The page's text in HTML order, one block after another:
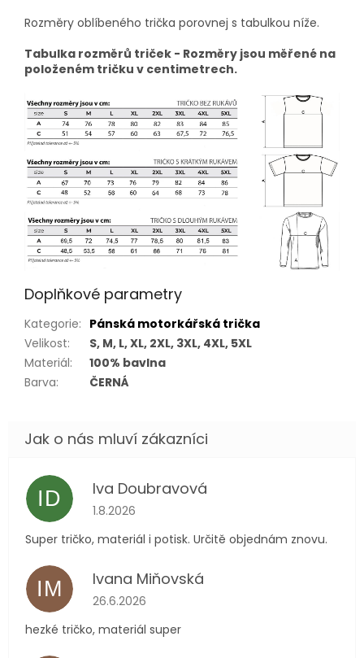
Rozměry oblíbeného trička porovnej s tabulkou níže.
Tabulka rozměrů triček - Rozměry jsou měřené na
položeném tričku v centimetrech.
Doplňkové parametry
Kategorie: Pánská motorkářská trička
Velikost:
S, M, L, XL, 2XL, 3XL, 4XL, 5XL
Materiál:
100% bavlna
Barva: ČERNÁ
ID Iva Doubravová
Hodnocení obchodu je 5 z 5 hvězdiček.
1.8.2026
Super tričko, materiál i potisk. Určitě objednám znovu.
IM Ivana Miňovská
Hodnocení obchodu je 5 z 5 hvězdiček.
26.6.2026
hezké tričko, materiál super